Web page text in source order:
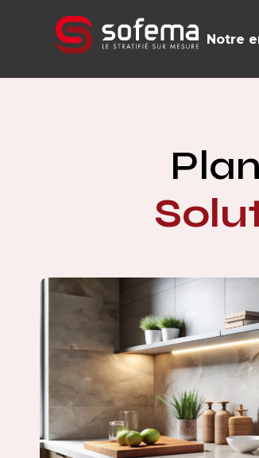
Notre